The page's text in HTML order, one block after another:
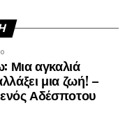
Μια αγκαλιά
μια ζωή! –
Αδέσποτου